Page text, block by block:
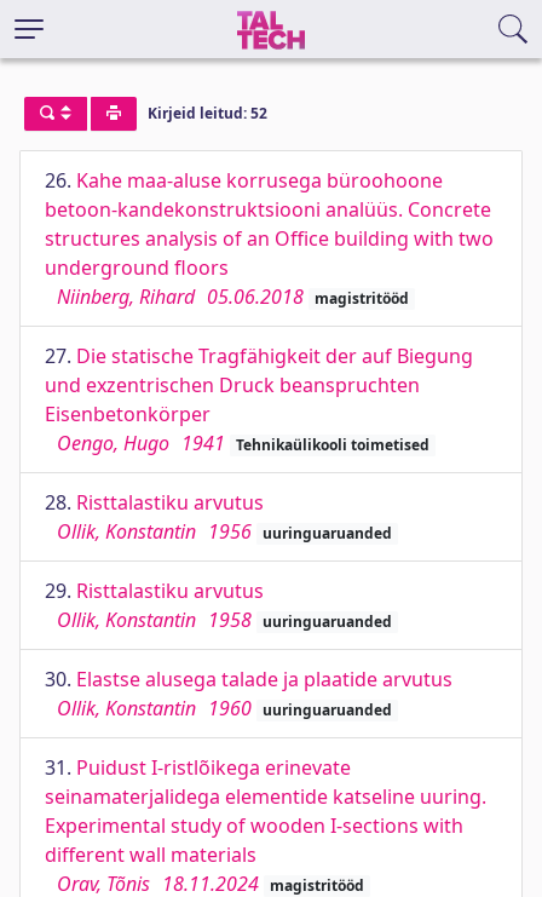
Kirjeid leitud: 52
26. Kahe maa-aluse korrusega büroohoone
betoon-kandekonstruktsiooni analüüs. Concrete
structures analysis of an Office building with two
underground floors
Niinberg, Rihard 05.06.2018 magistritööd
27. Die statische Tragfähigkeit der auf Biegung
und exzentrischen Druck beanspruchten
Eisenbetonkörper
Oengo, Hugo 1941 Tehnikaülikooli toimetised
28. Risttalastiku arvutus
Ollik, Konstantin 1956 uuringuaruanded
29. Risttalastiku arvutus
Ollik, Konstantin 1958 uuringuaruanded
30. Elastse alusega talade ja plaatide arvutus
Ollik, Konstantin 1960 uuringuaruanded
31. Puidust I-ristlõikega erinevate
seinamaterjalidega elementide katseline uuring.
Experimental study of wooden I-sections with
different wall materials
Orav, Tõnis 18.11.2024 magistritööd